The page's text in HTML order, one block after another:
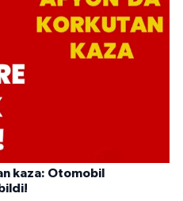
kaza: Otomobil